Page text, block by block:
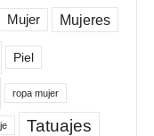
Mujer Mujeres
Piel
ropa mujer
Tatuajes